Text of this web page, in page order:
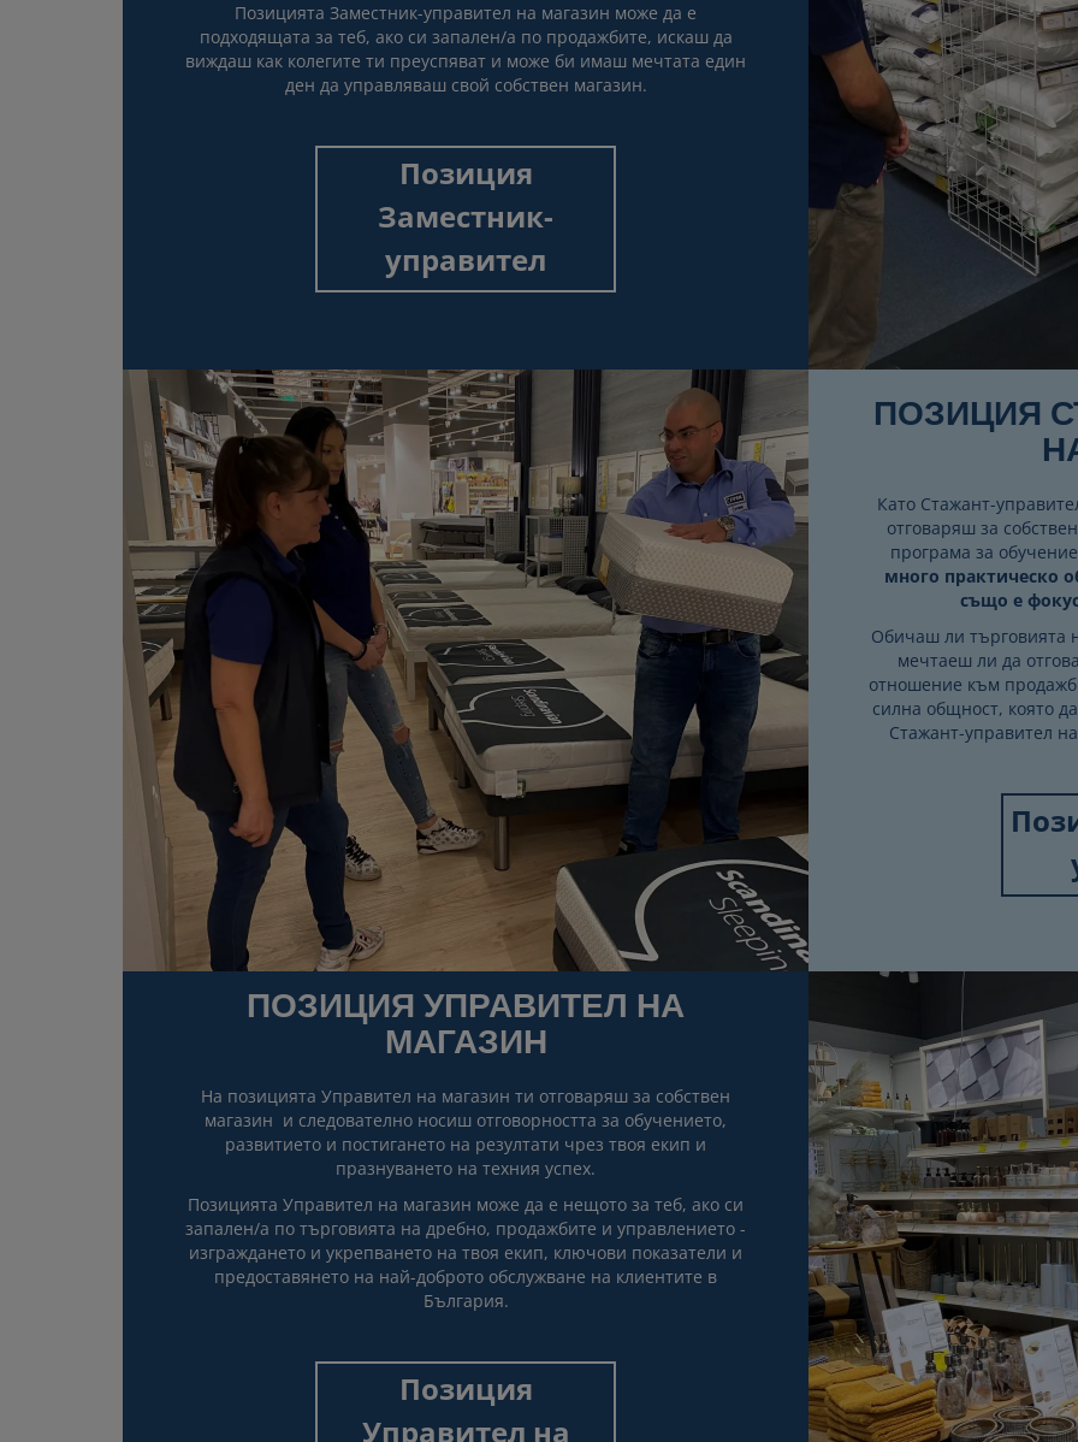
Позицията Заместник-управител на магазин може да е
подходящата за теб, ако си запален/а по продажбите, искаш да
виждаш как колегите ти преуспяват и може би имаш мечтата един
ден да управляваш свой собствен магазин.
Позиция
Заместник-
управител
ПОЗИЦИЯ
Като Стажант-
отговаряш за
програма за
много практическо
също е
Обичаш ли търговията
мечтаеш ли да
отношение към
силна общност, която
Стажант-управител
ПОЗИЦИЯ УПРАВИТЕЛ НА
МАГАЗИН
На позицията Управител на магазин ти отговаряш за собствен
магазин и следователно носиш отговорността за обучението,
развитието и постигането на резултати чрез твоя екип и
празнуването на техния успех.
Позицията Управител на магазин може да е нещото за теб, ако си
запален/а по търговията на дребно, продажбите и управлението -
изграждането и укрепването на твоя екип, ключови показатели и
предоставянето на най-доброто обслужване на клиентите в
България.
Позиция
Управител на